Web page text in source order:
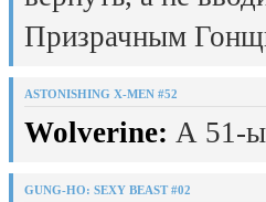
Призрачным
ASTONISHING X-MEN #52
Wolverine: А 51-
GUNG-HO: SEXY BEAST #02